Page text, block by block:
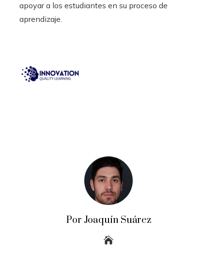
apoyar a los estudiantes en su proceso de
aprendizaje.
Por Joaquín Suárez